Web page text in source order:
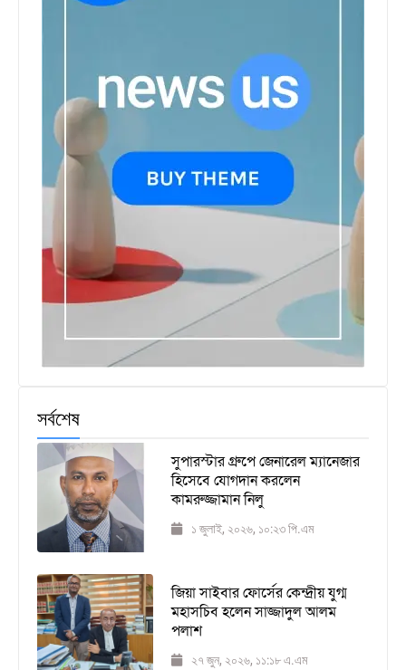
সর্বশেষ
সুপারস্টার গ্রুপে জেনারেল ম্যানেজার
হিসেবে যোগদান করলেন
কামরুজ্জামান নিলু
১ জুলাই, ২০২৬, ১০:২৩ পি.এম
জিয়া সাইবার ফোর্সের কেন্দ্রীয় যুগ্ম
মহাসচিব হলেন সাজ্জাদুল আলম
পলাশ
২৭ জুন, ২০২৬, ১১:১৮ এ.এম